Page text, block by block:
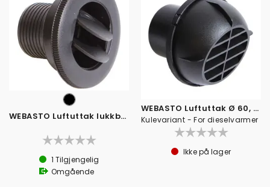
WEBASTO Luftuttak lukkbar - Roterbar
1 Tilgjengelig
Omgående
WEBASTO Luftuttak Ø 60, roterende
Kulevariant - For dieselvarmer
Ikke på lager